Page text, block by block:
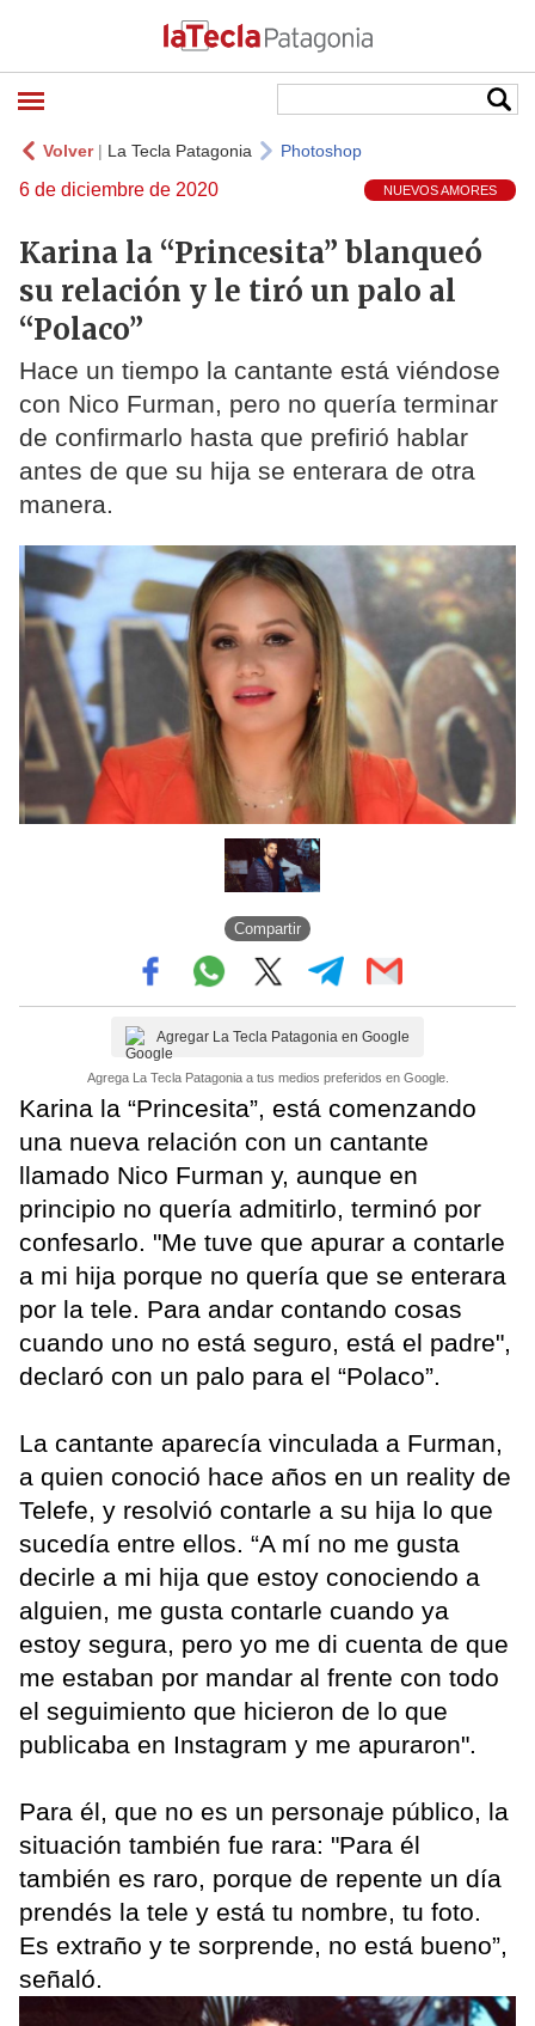
Volver| La Tecla Patagonia Photoshop
6 de diciembre de 2020 NUEVOS AMORES
Karina la “Princesita” blanqueó
su relación y le tiró un palo al
“Polaco”
Hace un tiempo la cantante está viéndose
con Nico Furman, pero no quería terminar
de confirmarlo hasta que prefirió hablar
antes de que su hija se enterara de otra
manera.
Compartir
Agregar La Tecla Patagonia en Google
Agrega La Tecla Patagonia a tus medios preferidos en Google.
Karina la “Princesita”, está comenzando
una nueva relación con un cantante
llamado Nico Furman y, aunque en
principio no quería admitirlo, terminó por
confesarlo. "Me tuve que apurar a contarle
a mi hija porque no quería que se enterara
por la tele. Para andar contando cosas
cuando uno no está seguro, está el padre",
declaró con un palo para el “Polaco”.
La cantante aparecía vinculada a Furman,
a quien conoció hace años en un reality de
Telefe, y resolvió contarle a su hija lo que
sucedía entre ellos. “A mí no me gusta
decirle a mi hija que estoy conociendo a
alguien, me gusta contarle cuando ya
estoy segura, pero yo me di cuenta de que
me estaban por mandar al frente con todo
el seguimiento que hicieron de lo que
publicaba en Instagram y me apuraron".
Para él, que no es un personaje público, la
situación también fue rara: "Para él
también es raro, porque de repente un día
prendés la tele y está tu nombre, tu foto.
Es extraño y te sorprende, no está bueno”,
señaló.